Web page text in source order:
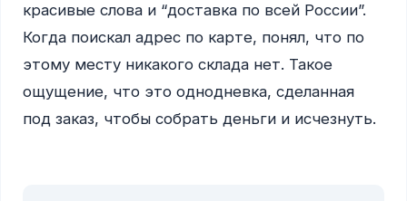
красивые слова и “доставка по всей России”.
Когда поискал адрес по карте, понял, что по
этому месту никакого склада нет. Такое
ощущение, что это однодневка, сделанная
под заказ, чтобы собрать деньги и исчезнуть.